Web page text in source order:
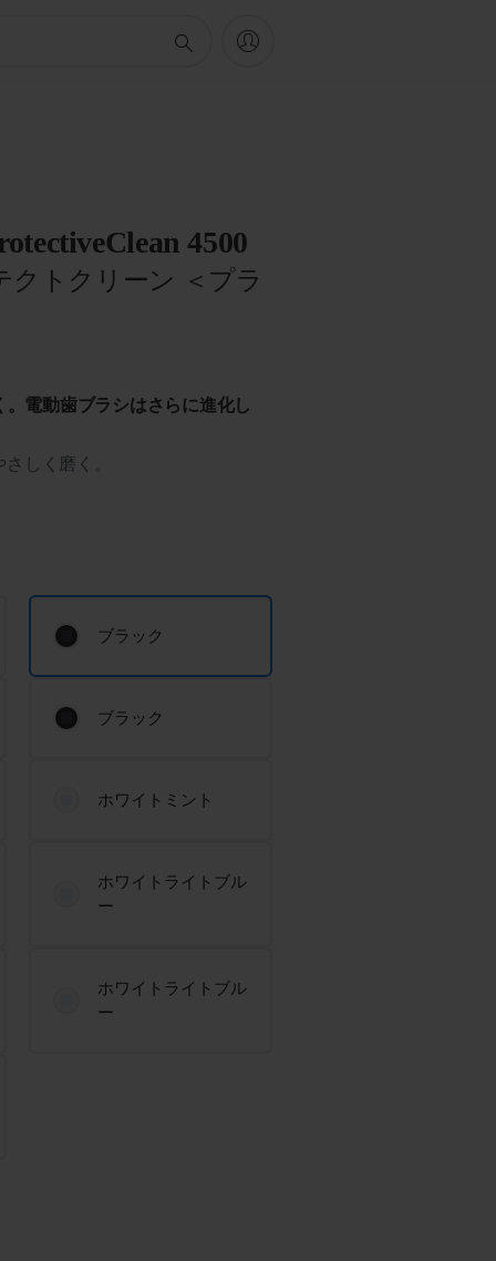
4500
クトクリーン ＜プラ
電動歯ブラシはさらに進化し
しく磨く。
ブラック
ブラック
ホワイトミント
ホワイトライトブル
ー
ホワイトライトブル
ー